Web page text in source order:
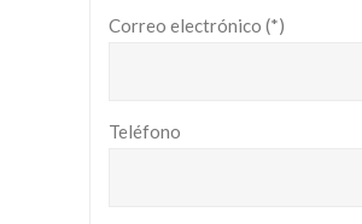
Correo electrónico (*)
Teléfono